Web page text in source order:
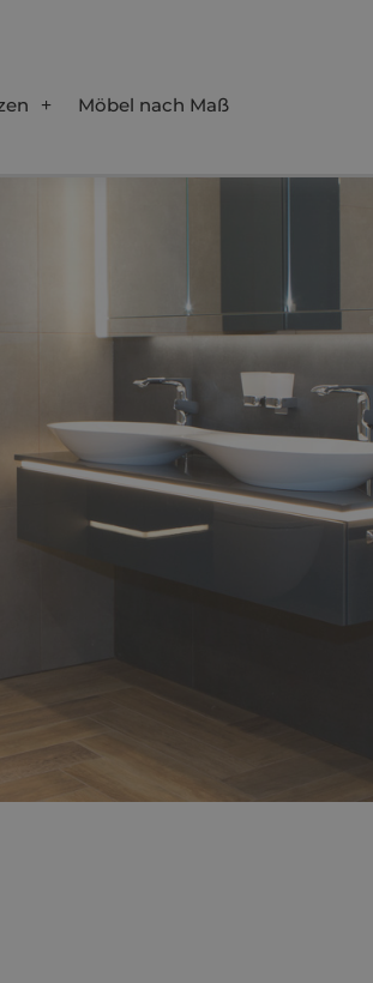
Möbel nach Maß